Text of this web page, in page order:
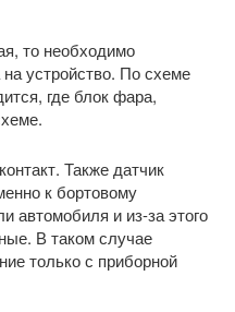
то необходимо
устройство. По схеме
где блок фара,
Также датчик
к бортовому
автомобиля и из-за этого
В таком случае
только с приборной